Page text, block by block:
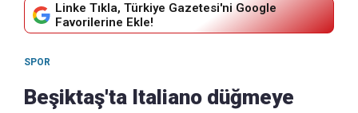
Linke Tıkla, Türkiye Gazetesi'ni Google
Favorilerine Ekle!
SPOR
Beşiktaş'ta Italiano düğmeye